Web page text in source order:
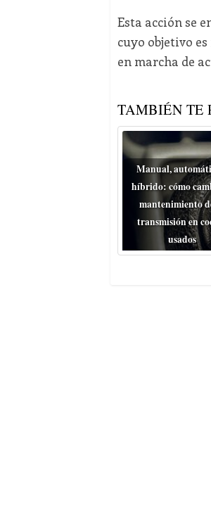
Esta acción se
cuyo objetivo
en marcha de
TAMBIÉN TE
Manual,
híbrido: cómo
mantenimiento
transmisión en
usados